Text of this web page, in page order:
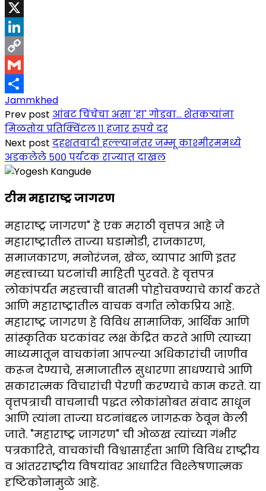
Telegram
X
LinkedIn
Copy
Link
Gmail
Share
Jammkhed
Prev post आंबट चिंचेचा असा 'हा' गोडवा... शेतकऱ्यांना
मिळतोय प्रतिक्विंटल ११ हजार रुपये दर
Next post दहशतवादी हल्ल्यानंतर जम्मू काश्मीरममध्ये
अडकलेले ५०० पर्यटक राज्यात दाखल
टीम महाराष्ट्र जागरण
महाराष्ट्र जागरण" हे एक मराठी वृत्तपत्र आहे जे
महाराष्ट्रातील ताज्या घडामोडी, राजकारण,
समाजकारण, मनोरंजन, खेळ, व्यापार आणि इतर
महत्त्वाच्या घटनांची माहिती पुरवते. हे वृत्तपत्र
लोकांपर्यंत महत्त्वाची बातमी पोहोचवण्याचे कार्य करते
आणि महाराष्ट्रातील वाचक वर्गात लोकप्रिय आहे.
महाराष्ट्र जागरण हे विविध सामाजिक, आर्थिक आणि
सांस्कृतिक घटकांवर लक्ष केंद्रित करते आणि त्याच्या
माध्यमातून वाचकांना आपल्या अधिकारांची जाणीव
करून देण्याचे, समाजातील सुधारणा साधण्याचे आणि
सकारात्मक विचारांची पेरणी करण्याचे काम करते. या
वृत्तपत्राची वाचनाची पद्धत लोकांसोबत संवाद साधून
आणि त्यांना ताज्या घटनांबद्दल जागरूक ठेवून केली
जाते. "महाराष्ट्र जागरण" ची ओळख त्यांच्या गंभीर
पत्रकारिते, वाचकांची विश्वासार्हता आणि विविध राष्ट्रीय
व आंतरराष्ट्रीय विषयांवर आधारित विश्लेषणात्मक
दृष्टिकोनामुळे आहे.